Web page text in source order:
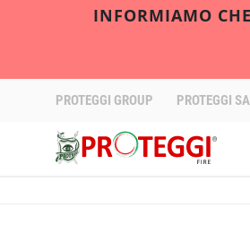
INFORMIAMO
PROTEGGI GROUP PROTEGGI